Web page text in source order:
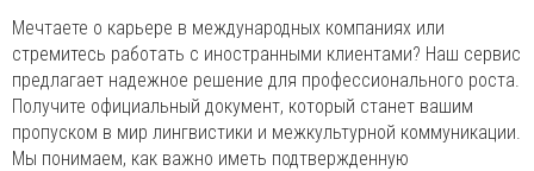
Мечтаете о карьере в международных компаниях или
стремитесь работать с иностранными клиентами? Наш сервис
предлагает надежное решение для профессионального роста.
Получите официальный документ, который станет вашим
пропуском в мир лингвистики и межкультурной коммуникации.
Мы понимаем, как важно иметь подтвержденную